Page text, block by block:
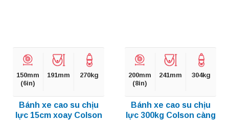
150mm
(6in)
191mm 270kg
Bánh xe cao su chịu
lực 15cm xoay Colson
200mm
(8in)
241mm 304kg
Bánh xe cao su chịu
lực 300kg Colson càng